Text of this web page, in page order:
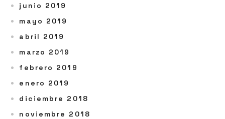
junio 2019
mayo 2019
abril 2019
marzo 2019
febrero 2019
enero 2019
diciembre 2018
noviembre 2018